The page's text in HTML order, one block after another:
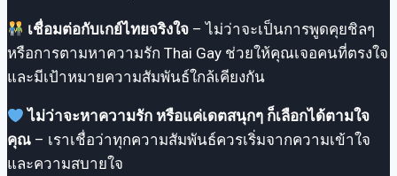
เชื่อมต่อกับเกย์ไทยจริงใจ – ไม่ว่าจะเป็นการพูดคุยชิลๆ
หรือการตามหาความรัก Thai Gay ช่วยให้คุณเจอคนที่ตรงใจ
และมีเป้าหมายความสัมพันธ์ใกล้เคียงกัน
ไม่ว่าจะหาความรัก หรือแค่เดตสนุกๆ ก็เลือกได้ตามใจ
คุณ – เราเชื่อว่าทุกความสัมพันธ์ควรเริ่มจากความเข้าใจ
และความสบายใจ